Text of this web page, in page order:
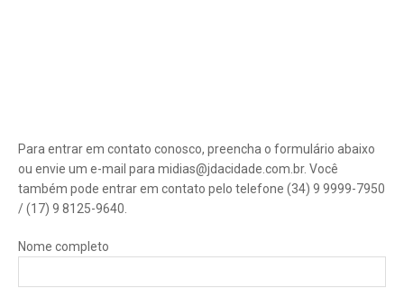
Para entrar em contato conosco, preencha o formulário abaixo
ou envie um e-mail para midias@jdacidade.com.br. Você
também pode entrar em contato pelo telefone (34) 9 9999-7950
/ (17) 9 8125-9640.
Nome completo